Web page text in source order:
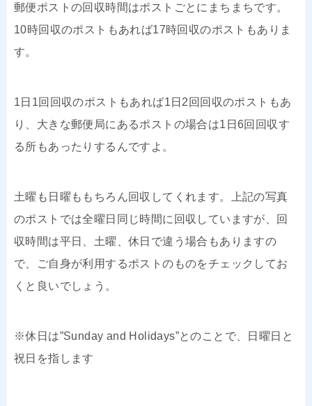
郵便ポストの回収時間はポストごとにまちまちです。
10時回収のポストもあれば17時回収のポストもありま
す。
1日1回回収のポストもあれば1日2回回収のポストもあ
り、大きな郵便局にあるポストの場合は1日6回回収す
る所もあったりするんですよ。
土曜も日曜ももちろん回収してくれます。上記の写真
のポストでは全曜日同じ時間に回収していますが、回
収時間は平日、土曜、休日で違う場合もありますの
で、ご自身が利用するポストのものをチェックしてお
くと良いでしょう。
※休日は”Sunday and Holidays”とのことで、日曜日と
祝日を指します